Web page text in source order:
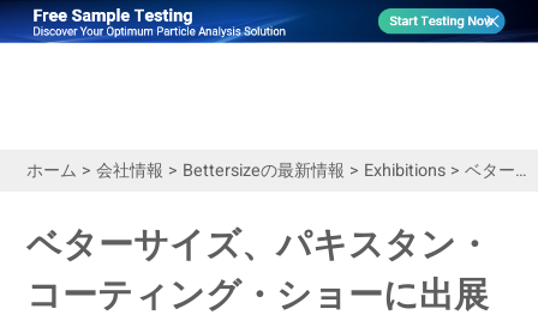
ホーム > 会社情報 > Bettersizeの最新情報 > Exhibitions> ベターサイズ、パキスタン・コーティング・ショーに出展
ベターサイズ、パキスタン・
コーティング・ショーに出展